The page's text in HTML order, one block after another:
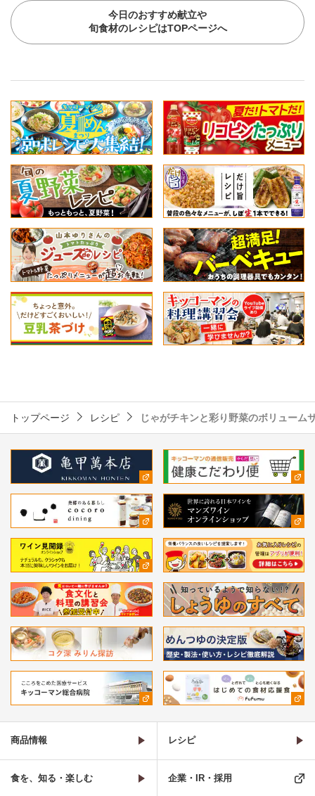
今日のおすすめ献立や
旬食材のレシピはTOPページへ
トップページ レシピ じゃがチキンと彩り野菜のボリューム
商品情報 レシピ
食を、知る・楽しむ 企業・IR・採用